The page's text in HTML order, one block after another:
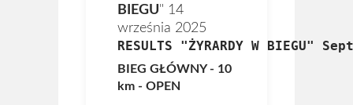
BIEGU" 14
września 2025
RESULTS "ŻYRARDY W BIEGU"
BIEG GŁÓWNY - 10
km - OPEN